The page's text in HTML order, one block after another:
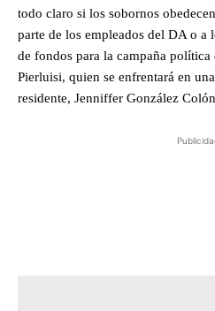
todo claro si los sobornos
parte de los empleados del DA o a
de fondos para la campaña política
Pierluisi, quien se enfrentará en
residente, Jenniffer González